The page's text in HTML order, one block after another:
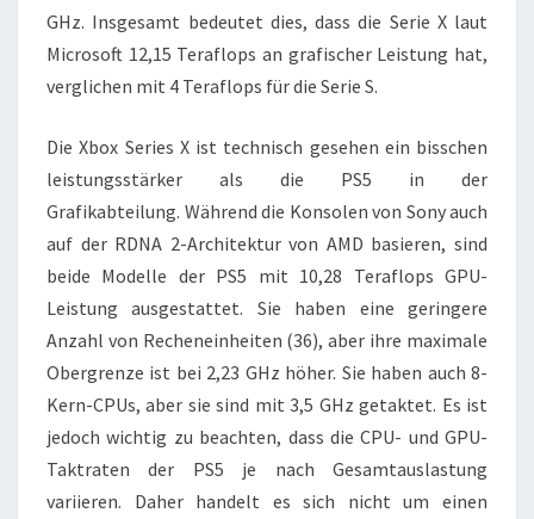
GHz. Insgesamt bedeutet dies, dass die Serie X laut
Microsoft 12,15 Teraflops an grafischer Leistung hat,
verglichen mit 4 Teraflops für die Serie S.
Die Xbox Series X ist technisch gesehen ein bisschen
leistungsstärker als die PS5 in der
Grafikabteilung. Während die Konsolen von Sony auch
auf der RDNA 2-Architektur von AMD basieren, sind
beide Modelle der PS5 mit 10,28 Teraflops GPU-
Leistung ausgestattet. Sie haben eine geringere
Anzahl von Recheneinheiten (36), aber ihre maximale
Obergrenze ist bei 2,23 GHz höher. Sie haben auch 8-
Kern-CPUs, aber sie sind mit 3,5 GHz getaktet. Es ist
jedoch wichtig zu beachten, dass die CPU- und GPU-
Taktraten der PS5 je nach Gesamtauslastung
variieren. Daher handelt es sich nicht um einen